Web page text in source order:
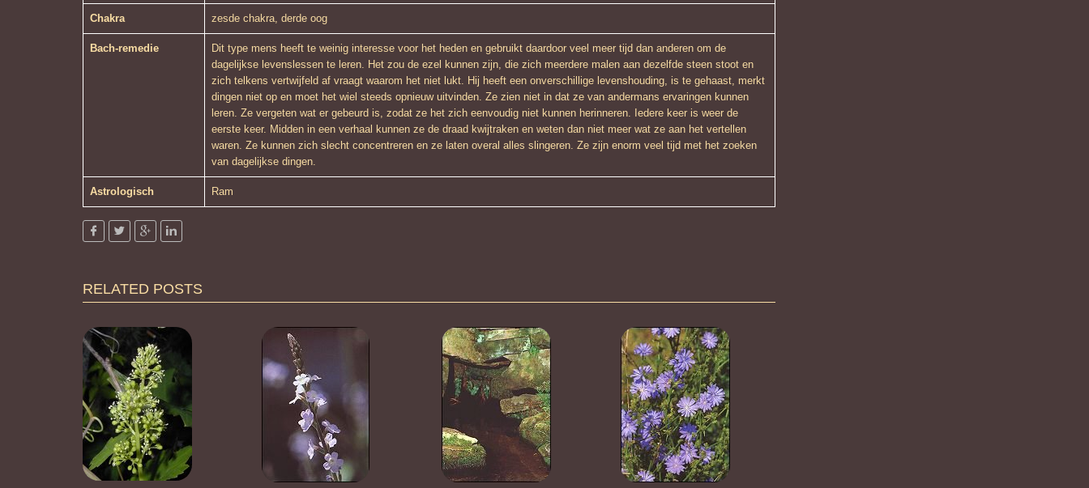
Chakra zesde chakra, derde oog
Bach-remedie
Dit type mens heeft te weinig interesse voor het heden en gebruikt daardoor veel meer tijd dan anderen om de
dagelijkse levenslessen te leren. Het zou de ezel kunnen zijn, die zich meerdere malen aan dezelfde steen stoot en
zich telkens vertwijfeld af vraagt waarom het niet lukt. Hij heeft een onverschillige levenshouding, is te gehaast, merkt
dingen niet op en moet het wiel steeds opnieuw uitvinden. Ze zien niet in dat ze van andermans ervaringen kunnen
leren. Ze vergeten wat er gebeurd is, zodat ze het zich eenvoudig niet kunnen herinneren. Iedere keer is weer de
eerste keer. Midden in een verhaal kunnen ze de draad kwijtraken en weten dan niet meer wat ze aan het vertellen
waren. Ze kunnen zich slecht concentreren en ze laten overal alles slingeren. Ze zijn enorm veel tijd met het zoeken
van dagelijkse dingen.
Astrologisch Ram
RELATED POSTS